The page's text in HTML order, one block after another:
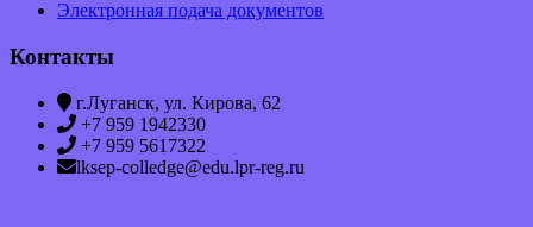
Электронная подача документов
Контакты
г.Луганск, ул. Кирова, 62
+7 959 1942330
+7 959 5617322
lksep-colledge@edu.lpr-reg.ru